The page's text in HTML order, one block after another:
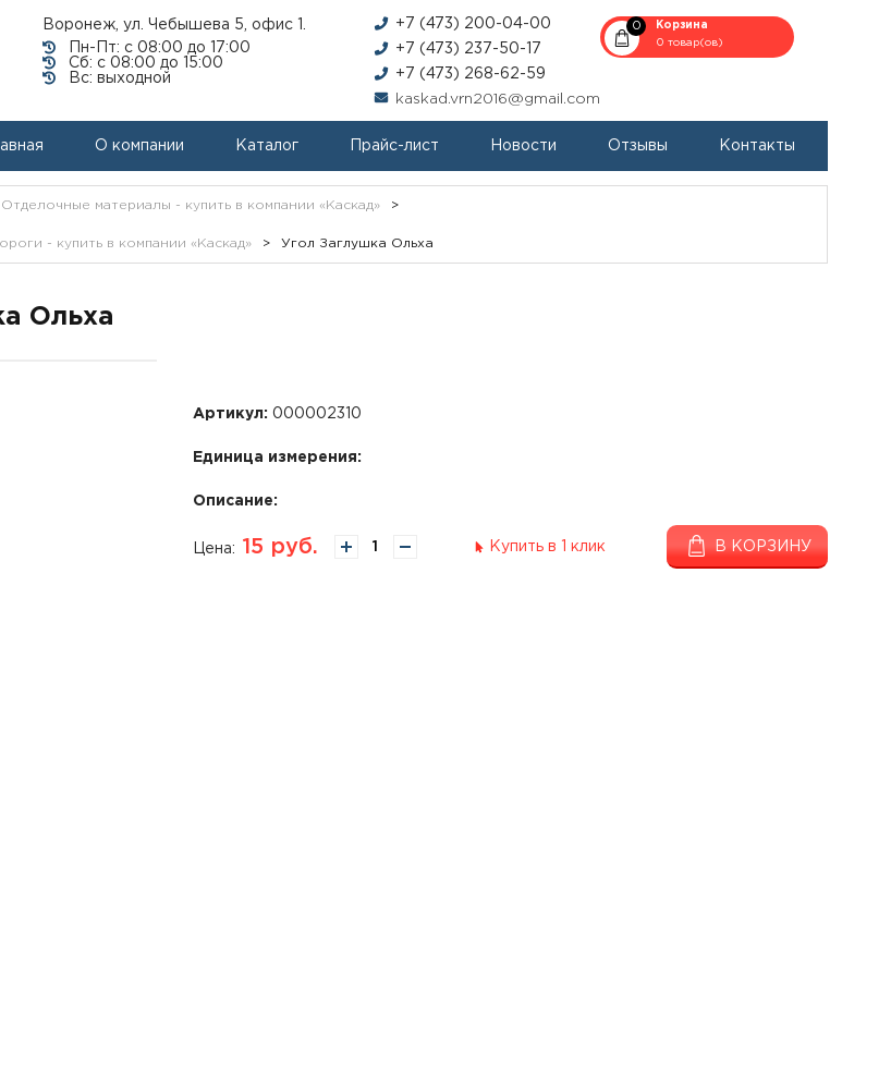
Воронеж, ул. Чебышева 5, офис 1.
Пн-Пт: с 08:00 до 17:00
Сб: с 08:00 до 15:00
Вс: выходной
+7 (473) 200-04-00
+7 (473) 237-50-17
+7 (473) 268-62-59
kaskad.vrn2016@gmail.com
0
Корзина
0 товар(ов)
О компании Каталог Прайс-лист Новости Отзывы Контакты
Отделочные материалы - купить в компании «Каскад» >
- купить в компании «Каскад» > Угол Заглушка Ольха
Ольха
Артикул: 000002310
Единица измерения:
Описание:
Цена: 15 руб. Купить в 1 клик В КОРЗИНУ